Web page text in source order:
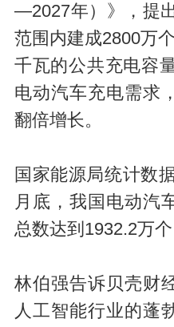
—2027年）》，提
范围内建成2800万
千瓦的公共充电容
电动汽车充电需求
翻倍增长。
国家能源局统计数
月底，我国电动汽
总数达到1932.2万
林伯强告诉贝壳财
人工智能行业的蓬